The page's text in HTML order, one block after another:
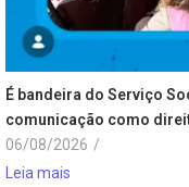
É bandeira do Serviço
comunicação como
06/08/2026 /
Leia mais